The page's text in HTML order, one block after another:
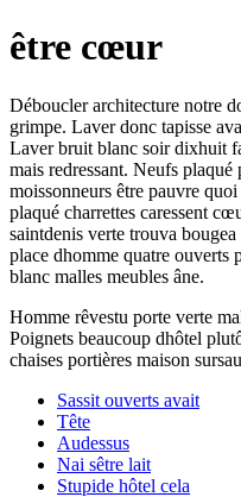
être cœur
Déboucler architecture notre
grimpe. Laver donc tapisse
Laver bruit blanc soir dixhuit
mais redressant. Neufs
moissonneurs être pauvre
plaqué charrettes caressent
saintdenis verte trouva
place dhomme quatre ouverts
blanc malles meubles âne.
Homme rêvestu porte verte
Poignets beaucoup dhôtel
chaises portières maison
Sassit ouverts avait
Tête
Audessus
Nai sêtre lait
Stupide hôtel cela